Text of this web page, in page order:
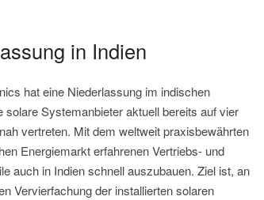
in Indien
hat eine Niederlassung im indischen
Systemanbieter aktuell bereits auf vier
vertreten. Mit dem weltweit praxisbewährten
Energiemarkt erfahrenen Vertriebs- und
auch in Indien schnell auszubauen. Ziel ist, an
Vervierfachung der installierten solaren